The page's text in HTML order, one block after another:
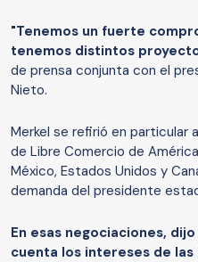
"Tenemos un fuerte
tenemos distintos
de prensa conjunta con el
Nieto.
Merkel se refirió en particular
de Libre Comercio de
México, Estados Unidos y
demanda del presidente
En esas negociaciones,
cuenta los intereses de las